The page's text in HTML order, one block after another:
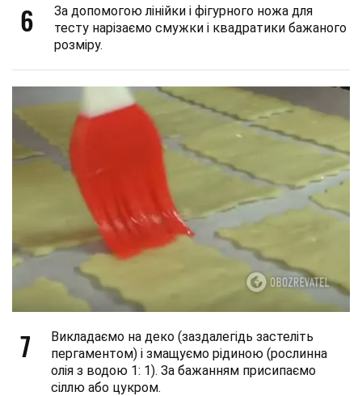
6
За допомогою лінійки і фігурного ножа для
тесту нарізаємо смужки і квадратики бажаного
розміру.
7
Викладаємо на деко (заздалегідь застеліть
пергаментом) і змащуємо рідиною (рослинна
олія з водою 1: 1). За бажанням присипаємо
сіллю або цукром.